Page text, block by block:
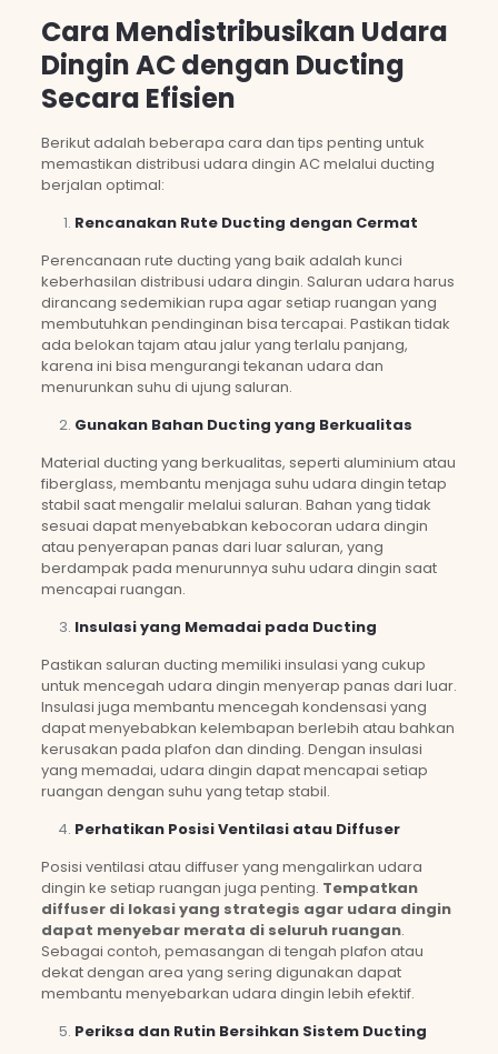
Cara Mendistribusikan Udara
Dingin AC dengan Ducting
Secara Efisien
Berikut adalah beberapa cara dan tips penting untuk
memastikan distribusi udara dingin AC melalui ducting
berjalan optimal:
Rencanakan Rute Ducting dengan Cermat
Perencanaan rute ducting yang baik adalah kunci
keberhasilan distribusi udara dingin. Saluran udara harus
dirancang sedemikian rupa agar setiap ruangan yang
membutuhkan pendinginan bisa tercapai. Pastikan tidak
ada belokan tajam atau jalur yang terlalu panjang,
karena ini bisa mengurangi tekanan udara dan
menurunkan suhu di ujung saluran.
Gunakan Bahan Ducting yang Berkualitas
Material ducting yang berkualitas, seperti aluminium atau
fiberglass, membantu menjaga suhu udara dingin tetap
stabil saat mengalir melalui saluran. Bahan yang tidak
sesuai dapat menyebabkan kebocoran udara dingin
atau penyerapan panas dari luar saluran, yang
berdampak pada menurunnya suhu udara dingin saat
mencapai ruangan.
Insulasi yang Memadai pada Ducting
Pastikan saluran ducting memiliki insulasi yang cukup
untuk mencegah udara dingin menyerap panas dari luar.
Insulasi juga membantu mencegah kondensasi yang
dapat menyebabkan kelembapan berlebih atau bahkan
kerusakan pada plafon dan dinding. Dengan insulasi
yang memadai, udara dingin dapat mencapai setiap
ruangan dengan suhu yang tetap stabil.
Perhatikan Posisi Ventilasi atau Diffuser
Posisi ventilasi atau diffuser yang mengalirkan udara
dingin ke setiap ruangan juga penting. Tempatkan
diffuser di lokasi yang strategis agar udara dingin
dapat menyebar merata di seluruh ruangan.
Sebagai contoh, pemasangan di tengah plafon atau
dekat dengan area yang sering digunakan dapat
membantu menyebarkan udara dingin lebih efektif.
Periksa dan Rutin Bersihkan Sistem Ducting